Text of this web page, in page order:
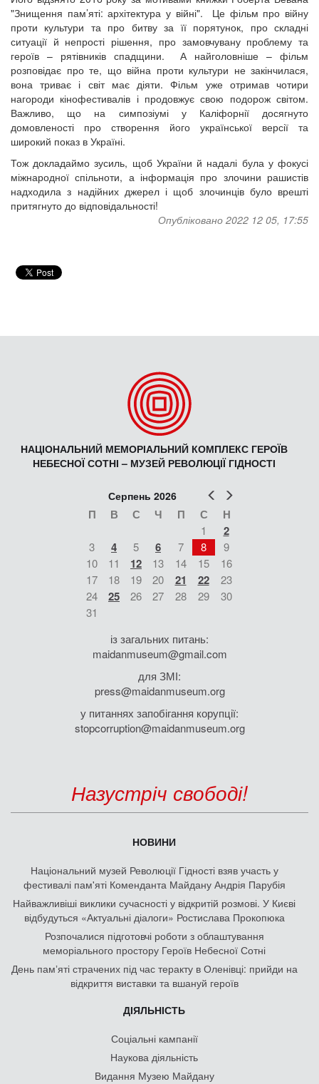
"Знищення пам’яті: архітектура у війні". Це фільм про війну
проти культури та про битву за її порятунок, про складні
ситуації й непрості рішення, про замовчувану проблему та
героїв – рятівників спадщини. А найголовніше – фільм
розповідає про те, що війна проти культури не закінчилася,
вона триває і світ має діяти. Фільм уже отримав чотири
нагороди кінофестивалів і продовжує свою подорож світом.
Важливо, що на симпозіумі у Каліфорнії досягнуто
домовленості про створення його української версії та
широкий показ в Україні.
Тож докладаймо зусиль, щоб України й надалі була у фокусі
міжнародної спільноти, а інформація про злочини рашистів
надходила з надійних джерел і щоб злочинців було врешті
притягнуто до відповідальності!
Опубліковано 2022 12 05, 17:55
НАЦІОНАЛЬНИЙ МЕМОРІАЛЬНИЙ КОМПЛЕКС ГЕРОЇВ
НЕБЕСНОЇ СОТНІ – МУЗЕЙ РЕВОЛЮЦІЇ ГІДНОСТІ
Попер
Серпень 2026
П В С Ч П С Н
1 2
3 4 5 6 7 8
9
10
11 12 13 14 15
16
17
18 19 20 21 22
23
24
25 26 27 28 29
30
31
із загальних питань:
maidanmuseum@gmail.com
для ЗМІ:
press@maidanmuseum.org
у питаннях запобігання корупції:
stopcorruption@maidanmuseum.org
Назустріч свободі!
НОВИНИ
Національний музей Революції Гідності взяв участь у
фестивалі пам'яті Коменданта Майдану Андрія Парубія
Найважливіші виклики сучасності у відкритій розмові. У Києві
відбудуться «Актуальні діалоги» Ростислава Прокопюка
Розпочалися підготовчі роботи з облаштування
меморіального простору Героїв Небесної Сотні
День памʼяті страчених під час теракту в Оленівці: прийди на
відкриття виставки та вшануй героїв
ДІЯЛЬНІСТЬ
Соціальні кампанії
Наукова діяльність
Видання Музею Майдану